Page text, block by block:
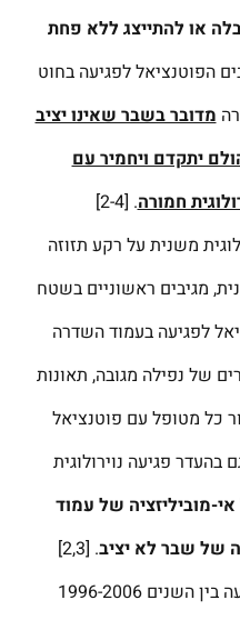
או להתייצג ללא פחת
הפוטנציאל לפגיעה בחוט
מדובר בשבר שאינו יציב
יתקדם ויחמיר עם
חמורה. [2-4]
משנית על רקע תזוזה
מגיבים ראשוניים בשטח
לפגיעה בעמוד השדרה
של נפילה מגובה, תאונות
כל מטופל עם פוטנציאל
בהעדר פגיעה נוירולוגית
מוביליזציה של עמוד
של שבר לא יציב. [2,3]
סקירה שיטתית גדולה שבוצעה בין השנים 1996-2006